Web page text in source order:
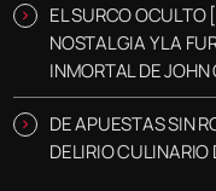
EL SURCO
NOSTALGIA Y LA
INMORTAL DE JOHN
DE APUESTAS SIN
DELIRIO